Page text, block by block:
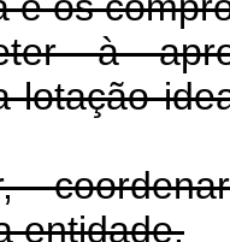
à
lotação
entidade.